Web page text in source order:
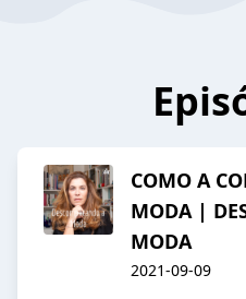
COMO A
MODA |
MODA
2021-09-09